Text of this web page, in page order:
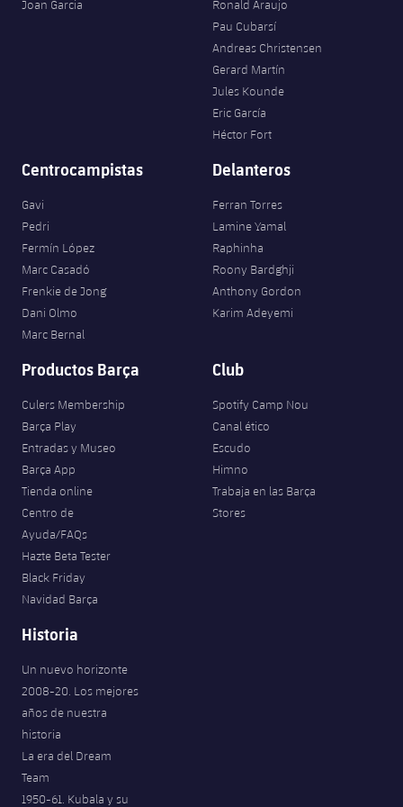
Servicios Médicos
Jugadors
Palmarés
Clasificaciones
plusicon
más
Infantil
Entradas
Resultados
Clasificaciones
Jugadores
Fotos
Palmarés
Calendario
Resultados
Jugadores
Base
plusicon
más
Actualidad
Barça C
Junior
Juvenil
Infantil
Alevín
Campus Verano
Información general
Noticias
Atletismo
plusicon
más
Actualidad
Masculino
Femenino
Baloncesto en silla de ruedas
plusicon
más
Actualidad
Jugadores
Resultados
Clasificaciones
Hockey sobre hielo
plusicon
más
Actualidad
Jugadores
Calendario
Resultados
Clasificaciones
Hockey hierba
plusicon
más
Noticias
Hockey Hierba Masculino
Hockey Hierba Femenino
Patinaje artístico
plusicon
más
Actualidad
Escuela de Patinaje
Joan Garcia
Ronald Araujo
Pau Cubarsí
Andreas Christensen
Gerard Martín
Jules Kounde
Eric García
Héctor Fort
Centrocampistas
Gavi
Pedri
Fermín López
Marc Casadó
Frenkie de Jong
Dani Olmo
Marc Bernal
Delanteros
Ferran Torres
Lamine Yamal
Raphinha
Roony Bardghji
Anthony Gordon
Karim Adeyemi
Productos Barça
Culers Membership
Barça Play
Entradas y Museo
Barça App
Tienda online
Centro de
Ayuda/FAQs
Hazte Beta Tester
Black Friday
Navidad Barça
Club
Spotify Camp Nou
Canal ético
Escudo
Himno
Trabaja en las Barça
Stores
Historia
Un nuevo horizonte
2008-20. Los mejores
años de nuestra
historia
La era del Dream
Team
1950-61. Kubala y su